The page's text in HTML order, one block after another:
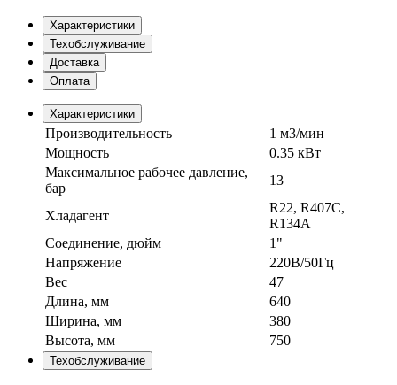
Характеристики
Техобслуживание
Доставка
Оплата
Характеристики
Производительность
1 м3/мин
Мощность
0.35 кВт
Максимальное рабочее давление,
бар
13
Хладагент
R22, R407C,
R134A
Соединение, дюйм
1"
Напряжение
220В/50Гц
Вес
47
Длина, мм
640
Ширина, мм
380
Высота, мм
750
Техобслуживание